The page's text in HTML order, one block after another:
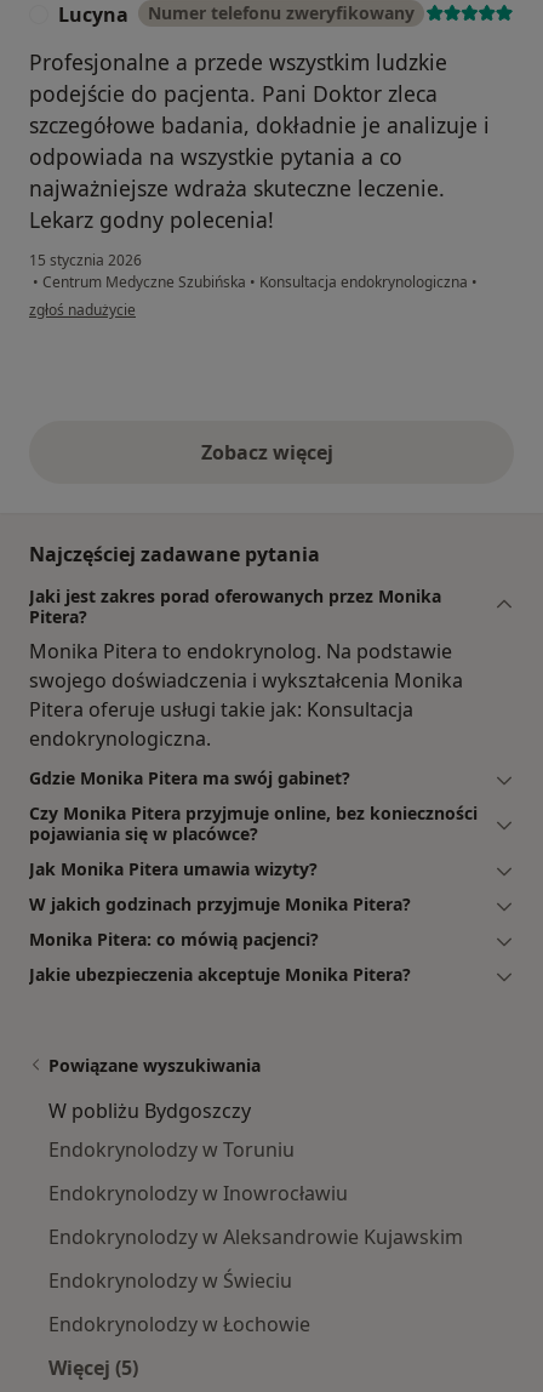
Lucyna Numer telefonu zweryfikowany
Profesjonalne a przede wszystkim ludzkie
podejście do pacjenta. Pani Doktor zleca
szczegółowe badania, dokładnie je analizuje i
odpowiada na wszystkie pytania a co
najważniejsze wdraża skuteczne leczenie.
Lekarz godny polecenia!
15 stycznia 2026
• Centrum Medyczne Szubińska • Konsultacja endokrynologiczna •
w opinii użytkownika Lucyna
zgłoś nadużycie
Zobacz więcejopinie powyżej
Najczęściej zadawane pytania
Jaki jest zakres porad oferowanych przez Monika
Pitera?
Monika Pitera to endokrynolog. Na podstawie
swojego doświadczenia i wykształcenia Monika
Pitera oferuje usługi takie jak: Konsultacja
endokrynologiczna.
Gdzie Monika Pitera ma swój gabinet?
Czy Monika Pitera przyjmuje online, bez konieczności
pojawiania się w placówce?
Jak Monika Pitera umawia wizyty?
W jakich godzinach przyjmuje Monika Pitera?
Monika Pitera: co mówią pacjenci?
Jakie ubezpieczenia akceptuje Monika Pitera?
Powiązane wyszukiwania
W pobliżu Bydgoszczy
Endokrynolodzy w Toruniu
Endokrynolodzy w Inowrocławiu
Endokrynolodzy w Aleksandrowie Kujawskim
Endokrynolodzy w Świeciu
Endokrynolodzy w Łochowie
Więcej (5)